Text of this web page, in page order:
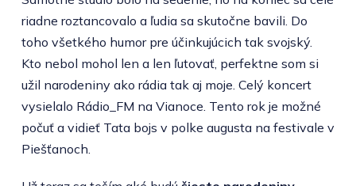
riadne roztancovalo a ľudia sa skutočne bavili. Do
toho všetkého humor pre účinkujúcich tak svojský.
Kto nebol mohol len a len ľutovať, perfektne som si
užil narodeniny ako rádia tak aj moje. Celý koncert
vysielalo Rádio_FM na Vianoce. Tento rok je možné
počuť a vidieť Tata bojs v polke augusta na festivale v
Piešťanoch.